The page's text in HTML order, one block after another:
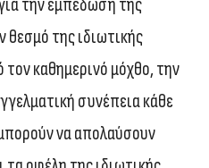
την εμπέδωση της
θεσμό της ιδιωτικής
καθημερινό μόχθο, την
συνέπεια κάθε
να απολαύσουν